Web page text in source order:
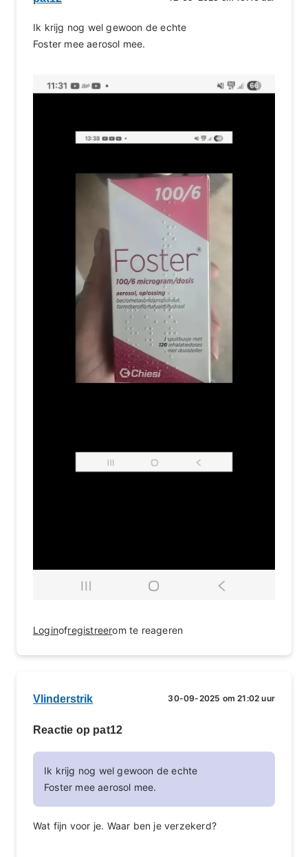
Ik krijg nog wel gewoon de echte
Foster mee aerosol mee.
Loginofregistreerom te reageren
Vlinderstrik 30-09-2025 om 21:02 uur
Reactie op pat12
Ik krijg nog wel gewoon de echte
Foster mee aerosol mee.
Wat fijn voor je. Waar ben je verzekerd?